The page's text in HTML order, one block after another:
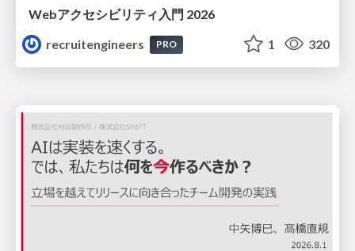
Webアクセシビリティ入門 2026
recruitengineers
PRO 1 320